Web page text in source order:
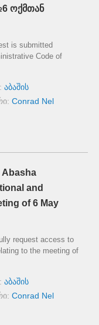
ოქმთან
is submitted
Code of
აბაშის
Conrad Nel
Abasha
and
of 6 May
request access to
to the meeting of
აბაშის
Conrad Nel